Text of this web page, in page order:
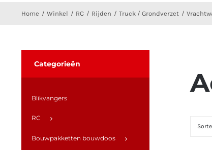
Home Winkel RC Rijden Truck / Grondverzet
Categorieën
Blikvangers
RC
Bouwpakketten bouwdoos